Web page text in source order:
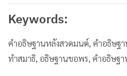
Keywords:
คำอธิษฐานหลังสวดมนต์, คำอธิษฐ
ทำสมาธิ, อธิษฐานขอพร, คำอธิษฐ